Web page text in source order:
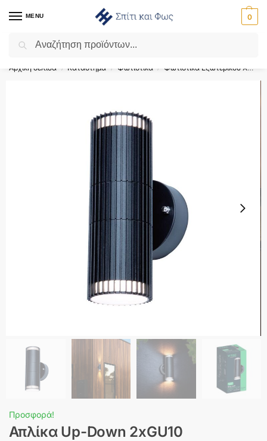
MENU 0
Flash Sale ⚡ 10% Έκπτωση με τον κωδικό ‘SPRING’!
Αρχική σελίδα / Κατάστημα / Φωτιστικά / Φωτιστικά Εξωτερικού Χώρου
Προσφορά!
Απλίκα Up-Down 2xGU10